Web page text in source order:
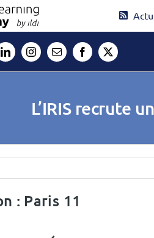
L’IRIS recrute
: Paris 11